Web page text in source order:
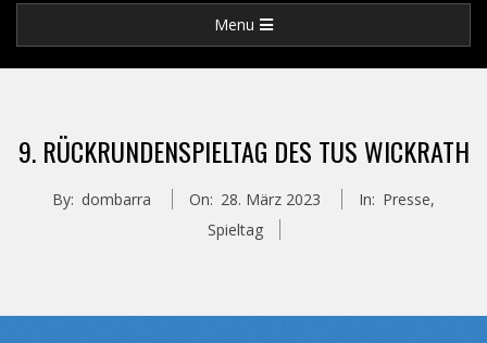
Navigation
Menu
9. RÜCKRUNDENSPIELTAG DES TUS WICKRATH
By: dombarra On: 28. März 2023 In: Presse,
Spieltag